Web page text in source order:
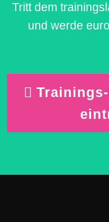
Tritt dem
und werde